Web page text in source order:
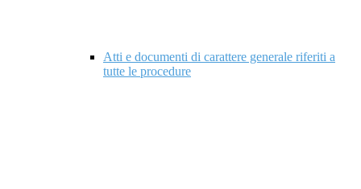
Atti e documenti di carattere generale riferiti a
tutte le procedure